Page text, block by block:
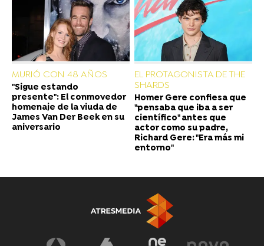
MURIÓ CON 48 AÑOS
"Sigue estando
presente": El conmovedor
homenaje de la viuda de
James Van Der Beek en su
aniversario
EL PROTAGONISTA DE THE
SHARDS
Homer Gere confiesa que
"pensaba que iba a ser
científico" antes que
actor como su padre,
Richard Gere: "Era más mi
entorno"